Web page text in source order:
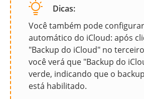
Dicas:
Você também pode
automático do iCloud: após
"Backup do iCloud" no
você verá que "Backup do
verde, indicando que o
está habilitado.